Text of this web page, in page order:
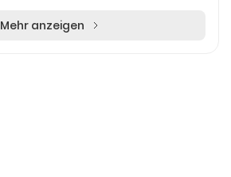
Mehr anzeigen